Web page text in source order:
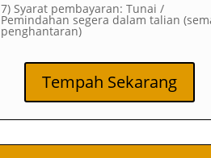
7) Syarat pembayaran: Tunai /
Pemindahan segera dalam talian
penghantaran)
Tempah Sekarang